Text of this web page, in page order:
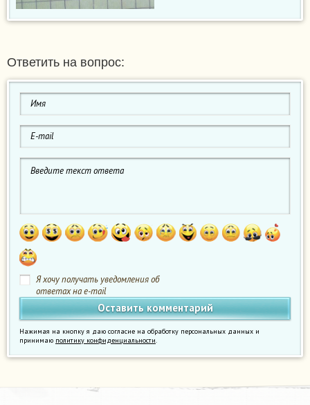
Ответить на вопрос:
Я хочу получать уведомления об
ответах на e-mail
Нажимая на кнопку я даю согласие на обработку персональных данных и
принимаю политику конфиденциальности